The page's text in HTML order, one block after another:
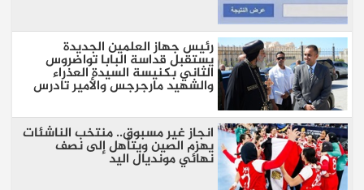
رئيس جهاز العلمين الجديدة
يستقبل قداسة البابا تواضروس
الثاني بكنيسة السيدة العذراء
والشهيد مارجرجس والأمير تادرس
انجاز غير مسبوق.. منتخب الناشئات
يهزم الصين ويتأهل إلى نصف
نهائي مونديال اليد